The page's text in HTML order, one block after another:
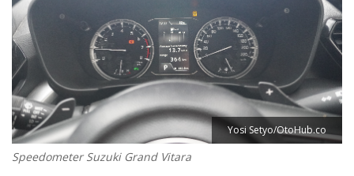
Yosi Setyo/OtoHub.co
Speedometer Suzuki Grand Vitara